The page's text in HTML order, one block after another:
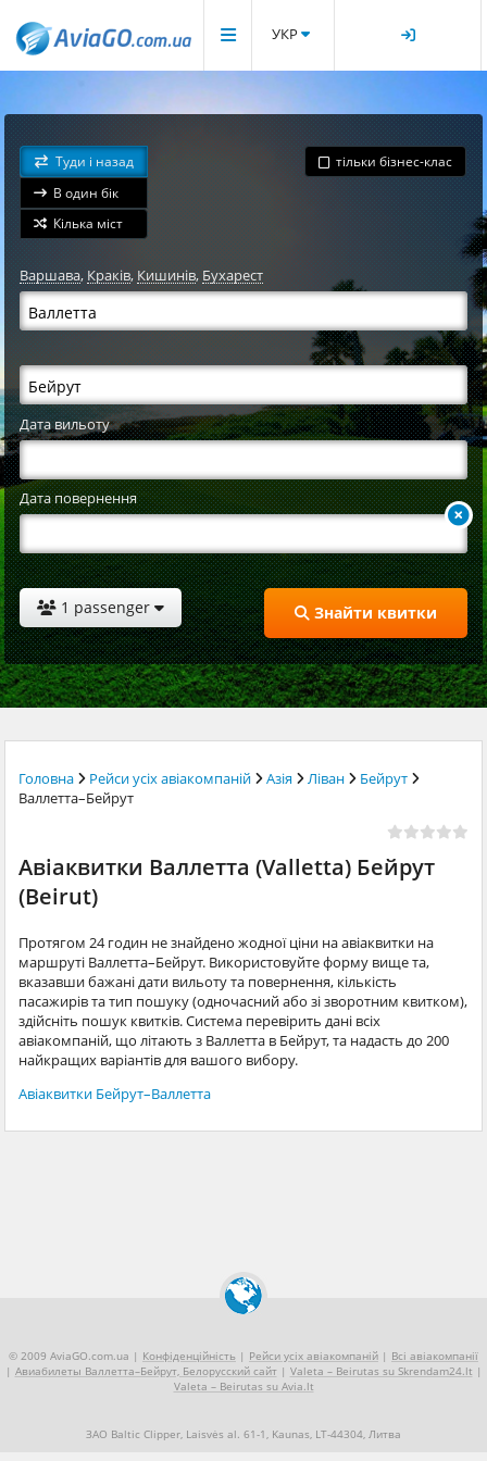
УКР
Туди і назад
В один бік
Кілька міст
тільки бізнес-клас
Варшава, Краків,Кишинів,Бухарест
Дата вильоту
Дата повернення
1 passenger Знайти квитки
Головна Рейси усіх авіакомпаній Азія Ліван
Бейрут
Валлетта–Бейрут
Авіаквитки Валлетта (Valletta) Бейрут
(Beirut)
Протягом 24 годин не знайдено жодної ціни на авіаквитки на
маршруті Валлетта–Бейрут. Використовуйте форму вище та,
вказавши бажані дати вильоту та повернення, кількість
пасажирів та тип пошуку (одночасний або зі зворотним квитком),
здійсніть пошук квитків. Система перевірить дані всіх
авіакомпаній, що літають з Валлетта в Бейрут, та надасть до 200
найкращих варіантів для вашого вибору.
Авіаквитки Бейрут–Валлетта
© 2009 AviaGO.com.ua | Конфіденційність | Рейси усіх авіакомпаній | Всі авіакомпанії
| Авиабилеты Валлетта–Бейрут, Белорусский сайт| Valeta – Beirutas su Skrendam24.lt |
Valeta – Beirutas su Avia.lt
ЗАО Baltic Clipper, Laisvės al. 61-1, Kaunas, LT-44304, Литва